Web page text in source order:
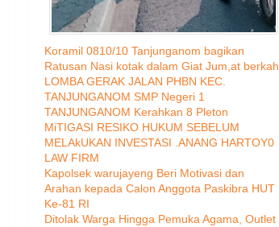
Koramil 0810/10 Tanjunganom bagikan
Ratusan Nasi kotak dalam Giat Jum,at berkah
LOMBA GERAK JALAN PHBN KEC.
TANJUNGANOM SMP Negeri 1
TANJUNGANOM Kerahkan 8 Pleton
MiTIGASI RESIKO HUKUM SEBELUM
MELAkUKAN INVESTASI .ANANG HARTOY0
LAW FIRM
Kapolsek warujayeng Beri Motivasi dan
Arahan kepada Calon Anggota Paskibra HUT
Ke-81 RI
Ditolak Warga Hingga Pemuka Agama, Outlet